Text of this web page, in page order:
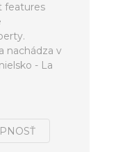
features
nachádza v
- La